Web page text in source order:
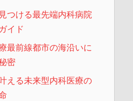
つける最先端内科病院
イド
最前線都市の海沿いに
密
える未来型内科医療の